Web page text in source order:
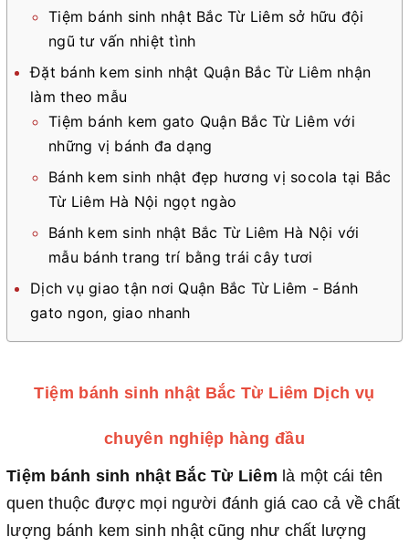
Tiệm bánh sinh nhật Bắc Từ Liêm sở hữu đội
ngũ tư vấn nhiệt tình
Đặt bánh kem sinh nhật Quận Bắc Từ Liêm nhận
làm theo mẫu
Tiệm bánh kem gato Quận Bắc Từ Liêm với
những vị bánh đa dạng
Bánh kem sinh nhật đẹp hương vị socola tại Bắc
Từ Liêm Hà Nội ngọt ngào
Bánh kem sinh nhật Bắc Từ Liêm Hà Nội với
mẫu bánh trang trí bằng trái cây tươi
Dịch vụ giao tận nơi Quận Bắc Từ Liêm - Bánh
gato ngon, giao nhanh
Tiệm bánh sinh nhật Bắc Từ Liêm Dịch vụ
chuyên nghiệp hàng đầu
Tiệm bánh sinh nhật Bắc Từ Liêm là một cái tên
quen thuộc được mọi người đánh giá cao cả về chất
lượng bánh kem sinh nhật cũng như chất lượng